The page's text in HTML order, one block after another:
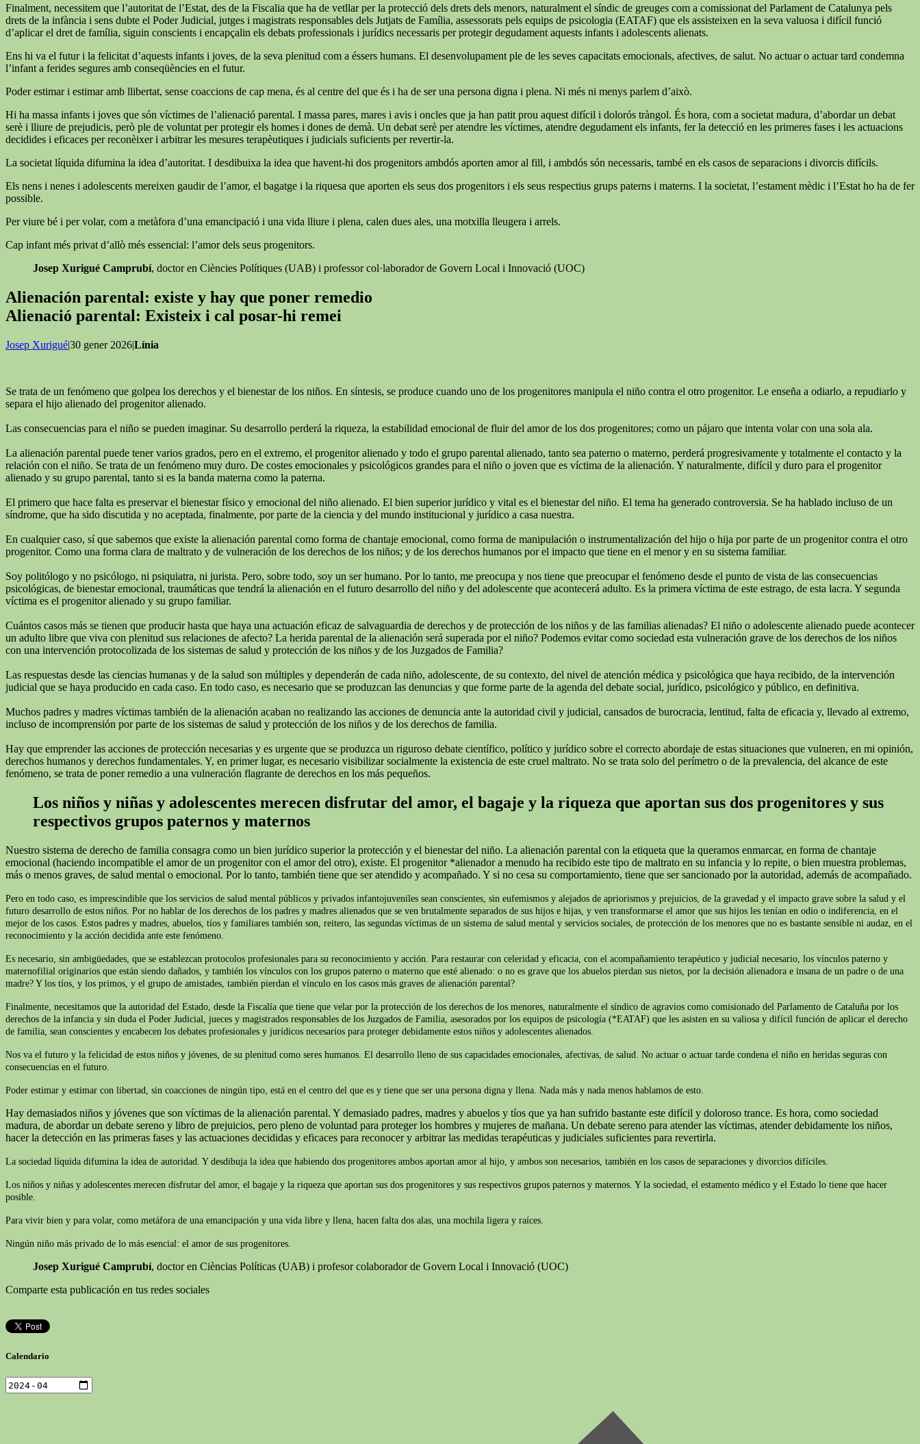
Finalment, necessitem que l’autoritat de l’Estat, des de la Fiscalia que ha de vetllar per la protecció dels drets dels menors, naturalment el síndic de greuges com a comissionat del Parlament de Catalunya pels
drets de la infància i sens dubte el Poder Judicial, jutges i magistrats responsables dels Jutjats de Família, assessorats pels equips de psicologia (EATAF) que els assisteixen en la seva valuosa i difícil funció
d’aplicar el dret de família, siguin conscients i encapçalin els debats professionals i jurídics necessaris per protegir degudament aquests infants i adolescents alienats.
Ens hi va el futur i la felicitat d’aquests infants i joves, de la seva plenitud com a éssers humans. El desenvolupament ple de les seves capacitats emocionals, afectives, de salut. No actuar o actuar tard condemna
l’infant a ferides segures amb conseqüències en el futur.
Poder estimar i estimar amb llibertat, sense coaccions de cap mena, és al centre del que és i ha de ser una persona digna i plena. Ni més ni menys parlem d’això.
Hi ha massa infants i joves que són víctimes de l’alienació parental. I massa pares, mares i avis i oncles que ja han patit prou aquest difícil i dolorós tràngol. És hora, com a societat madura, d’abordar un debat
serè i lliure de prejudicis, però ple de voluntat per protegir els homes i dones de demà. Un debat serè per atendre les víctimes, atendre degudament els infants, fer la detecció en les primeres fases i les actuacions
decidides i eficaces per reconèixer i arbitrar les mesures terapèutiques i judicials suficients per revertir-la.
La societat líquida difumina la idea d’autoritat. I desdibuixa la idea que havent-hi dos progenitors ambdós aporten amor al fill, i ambdós són necessaris, també en els casos de separacions i divorcis difícils.
Els nens i nenes i adolescents mereixen gaudir de l’amor, el bagatge i la riquesa que aporten els seus dos progenitors i els seus respectius grups paterns i materns. I la societat, l’estament mèdic i l’Estat ho ha de fer
possible.
Per viure bé i per volar, com a metàfora d’una emancipació i una vida lliure i plena, calen dues ales, una motxilla lleugera i arrels.
Cap infant més privat d’allò més essencial: l’amor dels seus progenitors.
Josep Xurigué Camprubí, doctor en Ciències Polítiques (UAB) i professor col·laborador de Govern Local i Innovació (UOC)
Alienación parental: existe y hay que poner remedio
Alienació parental: Existeix i cal posar-hi remei
Josep Xurigué|30 gener 2026|Línia
Se trata de un fenómeno que golpea los derechos y el bienestar de los niños. En síntesis, se produce cuando uno de los progenitores manipula el niño contra el otro progenitor. Le enseña a odiarlo, a repudiarlo y
separa el hijo alienado del progenitor alienado.
Las consecuencias para el niño se pueden imaginar. Su desarrollo perderá la riqueza, la estabilidad emocional de fluir del amor de los dos progenitores; como un pájaro que intenta volar con una sola ala.
La alienación parental puede tener varios grados, pero en el extremo, el progenitor alienado y todo el grupo parental alienado, tanto sea paterno o materno, perderá progresivamente y totalmente el contacto y la
relación con el niño. Se trata de un fenómeno muy duro. De costes emocionales y psicológicos grandes para el niño o joven que es víctima de la alienación. Y naturalmente, difícil y duro para el progenitor
alienado y su grupo parental, tanto si es la banda materna como la paterna.
El primero que hace falta es preservar el bienestar físico y emocional del niño alienado. El bien superior jurídico y vital es el bienestar del niño. El tema ha generado controversia. Se ha hablado incluso de un
síndrome, que ha sido discutida y no aceptada, finalmente, por parte de la ciencia y del mundo institucional y jurídico a casa nuestra.
En cualquier caso, sí que sabemos que existe la alienación parental como forma de chantaje emocional, como forma de manipulación o instrumentalización del hijo o hija por parte de un progenitor contra el otro
progenitor. Como una forma clara de maltrato y de vulneración de los derechos de los niños; y de los derechos humanos por el impacto que tiene en el menor y en su sistema familiar.
Soy politólogo y no psicólogo, ni psiquiatra, ni jurista. Pero, sobre todo, soy un ser humano. Por lo tanto, me preocupa y nos tiene que preocupar el fenómeno desde el punto de vista de las consecuencias
psicológicas, de bienestar emocional, traumáticas que tendrá la alienación en el futuro desarrollo del niño y del adolescente que acontecerá adulto. Es la primera víctima de este estrago, de esta lacra. Y segunda
víctima es el progenitor alienado y su grupo familiar.
Cuántos casos más se tienen que producir hasta que haya una actuación eficaz de salvaguardia de derechos y de protección de los niños y de las familias alienadas? El niño o adolescente alienado puede acontecer
un adulto libre que viva con plenitud sus relaciones de afecto? La herida parental de la alienación será superada por el niño? Podemos evitar como sociedad esta vulneración grave de los derechos de los niños
con una intervención protocolizada de los sistemas de salud y protección de los niños y de los Juzgados de Familia?
Las respuestas desde las ciencias humanas y de la salud son múltiples y dependerán de cada niño, adolescente, de su contexto, del nivel de atención médica y psicológica que haya recibido, de la intervención
judicial que se haya producido en cada caso. En todo caso, es necesario que se produzcan las denuncias y que forme parte de la agenda del debate social, jurídico, psicológico y público, en definitiva.
Muchos padres y madres víctimas también de la alienación acaban no realizando las acciones de denuncia ante la autoridad civil y judicial, cansados de burocracia, lentitud, falta de eficacia y, llevado al extremo,
incluso de incomprensión por parte de los sistemas de salud y protección de los niños y de los derechos de familia.
Hay que emprender las acciones de protección necesarias y es urgente que se produzca un riguroso debate científico, político y jurídico sobre el correcto abordaje de estas situaciones que vulneren, en mi opinión,
derechos humanos y derechos fundamentales. Y, en primer lugar, es necesario visibilizar socialmente la existencia de este cruel maltrato. No se trata solo del perímetro o de la prevalencia, del alcance de este
fenómeno, se trata de poner remedio a una vulneración flagrante de derechos en los más pequeños.
Los niños y niñas y adolescentes merecen disfrutar del amor, el bagaje y la riqueza que aportan sus dos progenitores y sus
respectivos grupos paternos y maternos
Nuestro sistema de derecho de familia consagra como un bien jurídico superior la protección y el bienestar del niño. La alienación parental con la etiqueta que la queramos enmarcar, en forma de chantaje
emocional (haciendo incompatible el amor de un progenitor con el amor del otro), existe. El progenitor *alienador a menudo ha recibido este tipo de maltrato en su infancia y lo repite, o bien muestra problemas,
más o menos graves, de salud mental o emocional. Por lo tanto, también tiene que ser atendido y acompañado. Y si no cesa su comportamiento, tiene que ser sancionado por la autoridad, además de acompañado.
Pero en todo caso, es imprescindible que los servicios de salud mental públicos y privados infantojuveniles sean conscientes, sin eufemismos y alejados de apriorismos y prejuicios, de la gravedad y el impacto grave sobre la salud y el
futuro desarrollo de estos niños. Por no hablar de los derechos de los padres y madres alienados que se ven brutalmente separados de sus hijos e hijas, y ven transformarse el amor que sus hijos les tenían en odio o indiferencia, en el
mejor de los casos. Estos padres y madres, abuelos, tíos y familiares también son, reitero, las segundas víctimas de un sistema de salud mental y servicios sociales, de protección de los menores que no es bastante sensible ni audaz, en el
reconocimiento y la acción decidida ante este fenómeno.
Es necesario, sin ambigüedades, que se establezcan protocolos profesionales para su reconocimiento y acción. Para restaurar con celeridad y eficacia, con el acompañamiento terapéutico y judicial necesario, los vínculos paterno y
maternofilial originarios que están siendo dañados, y también los vínculos con los grupos paterno o materno que esté alienado: o no es grave que los abuelos pierdan sus nietos, por la decisión alienadora e insana de un padre o de una
madre? Y los tíos, y los primos, y el grupo de amistades, también pierdan el vínculo en los casos más graves de alienación parental?
Finalmente, necesitamos que la autoridad del Estado, desde la Fiscalía que tiene que velar por la protección de los derechos de los menores, naturalmente el síndico de agravios como comisionado del Parlamento de Cataluña por los
derechos de la infancia y sin duda el Poder Judicial, jueces y magistrados responsables de los Juzgados de Familia, asesorados por los equipos de psicología (*EATAF) que les asisten en su valiosa y difícil función de aplicar el derecho
de familia, sean conscientes y encabecen los debates profesionales y jurídicos necesarios para proteger debidamente estos niños y adolescentes alienados.
Nos va el futuro y la felicidad de estos niños y jóvenes, de su plenitud como seres humanos. El desarrollo lleno de sus capacidades emocionales, afectivas, de salud. No actuar o actuar tarde condena el niño en heridas seguras con
consecuencias en el futuro.
Poder estimar y estimar con libertad, sin coacciones de ningún tipo, está en el centro del que es y tiene que ser una persona digna y llena. Nada más y nada menos hablamos de esto.
Hay demasiados niños y jóvenes que son víctimas de la alienación parental. Y demasiado padres, madres y abuelos y tíos que ya han sufrido bastante este difícil y doloroso trance. Es hora, como sociedad
madura, de abordar un debate sereno y libro de prejuicios, pero pleno de voluntad para proteger los hombres y mujeres de mañana. Un debate sereno para atender las víctimas, atender debidamente los niños,
hacer la detección en las primeras fases y las actuaciones decididas y eficaces para reconocer y arbitrar las medidas terapéuticas y judiciales suficientes para revertirla.
La sociedad líquida difumina la idea de autoridad. Y desdibuja la idea que habiendo dos progenitores ambos aportan amor al hijo, y ambos son necesarios, también en los casos de separaciones y divorcios difíciles.
Los niños y niñas y adolescentes merecen disfrutar del amor, el bagaje y la riqueza que aportan sus dos progenitores y sus respectivos grupos paternos y maternos. Y la sociedad, el estamento médico y el Estado lo tiene que hacer
posible.
Para vivir bien y para volar, como metáfora de una emancipación y una vida libre y llena, hacen falta dos alas, una mochila ligera y raíces.
Ningún niño más privado de lo más esencial: el amor de sus progenitores.
Josep Xurigué Camprubí, doctor en Cièncias Políticas (UAB) i profesor colaborador de Govern Local i Innovació (UOC)
Comparte esta publicación en tus redes sociales
Calendario